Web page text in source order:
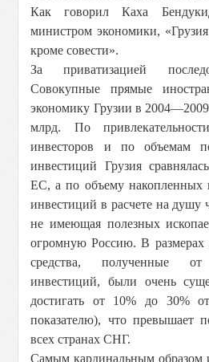
Как говорил Каха
министром экономики,
кроме совести».
За приватизацией
Совокупные прямые
экономику Грузии в 2004—2009
млрд. По
инвесторов и по объемам
инвестиций Грузия
ЕС, а по объему накопленных
инвестиций в расчете на душу
не имеющая полезных
огромную Россию. В размерах
средства, полученные
инвестиций, были очень
достигать от 10% до 30%
показателю), что превышает
всех странах СНГ.
Самым кардинальным образом